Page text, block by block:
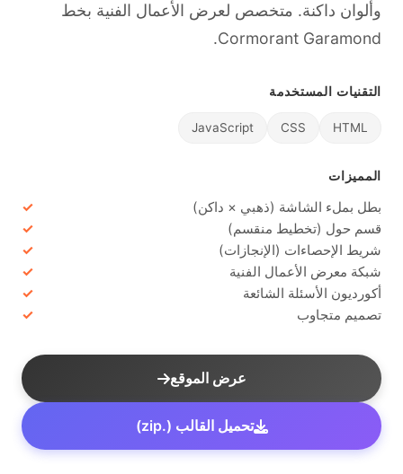
وألوان داكنة. متخصص لعرض الأعمال الفنية بخط
Cormorant Garamond.
التقنيات المستخدمة
HTML
CSS
JavaScript
المميزات
بطل بملء الشاشة (ذهبي × داكن)
قسم حول (تخطيط منقسم)
شريط الإحصاءات (الإنجازات)
شبكة معرض الأعمال الفنية
أكورديون الأسئلة الشائعة
تصميم متجاوب
عرض الموقع
تحميل القالب (.zip)